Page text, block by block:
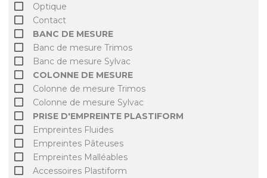
Optique
Contact
BANC DE MESURE
Banc de mesure Trimos
Banc de mesure Sylvac
COLONNE DE MESURE
Colonne de mesure Trimos
Colonne de mesure Sylvac
PRISE D'EMPREINTE PLASTIFORM
Empreintes Fluides
Empreintes Pâteuses
Empreintes Malléables
Accessoires Plastiform